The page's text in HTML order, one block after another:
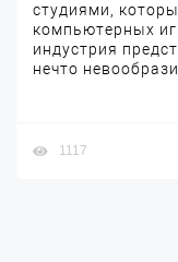
студиями,
компьютерных
индустрия
нечто
1117